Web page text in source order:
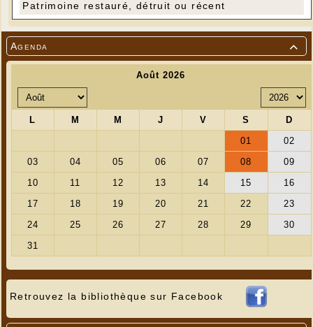

Agenda
Retrouvez la bibliothèque sur Facebook
---
Entrée adulte : 6 €
Entrée enfant (- de 18 ans) : 3 €
Titulaire de la carte de soutien : 4 €
Patrimoine restauré, détruit ou récent